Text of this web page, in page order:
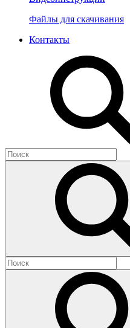
Файлы для скачивания
Контакты